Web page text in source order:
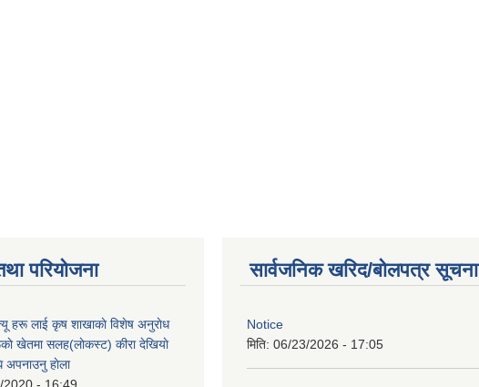
परियोजना
हरू लाई कृष शाखाकाे विशेष अनुराेध
खेतमा सलह(लाेकस्ट) कीरा देखियाे
अपनाउनु हाेला
सार्वजनिक खरिद/बोलपत्र सूचना
Notice
मिति: 06/23/2026 - 17:05